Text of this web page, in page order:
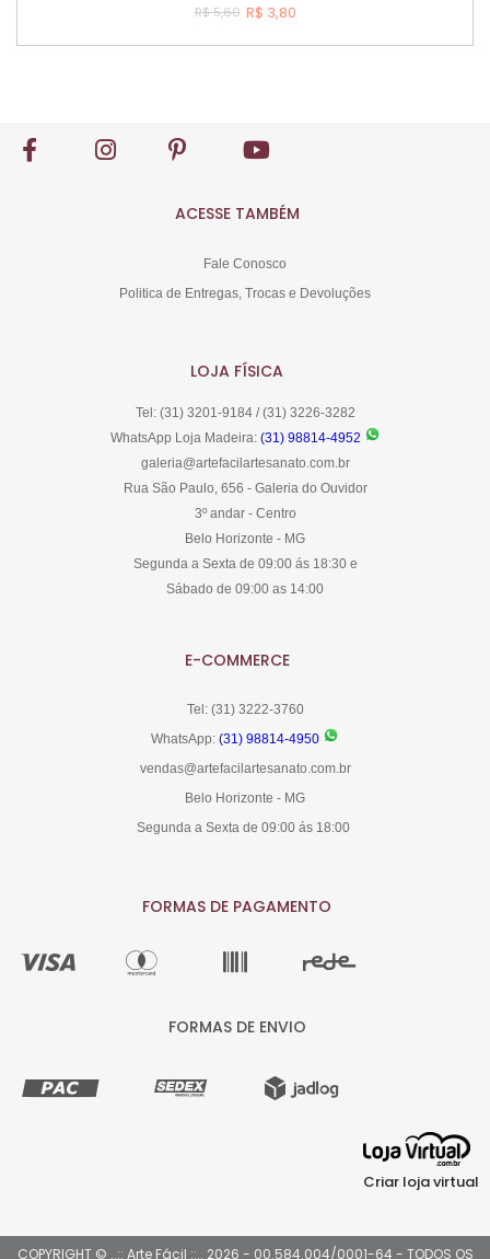
R$ 5,60 R$ 3,80
ACESSE TAMBÉM
Fale Conosco
Politica de Entregas, Trocas e Devoluções
LOJA FÍSICA
Tel: (31) 3201-9184 / (31) 3226-3282
WhatsApp Loja Madeira: (31) 98814-4952
galeria@artefacilartesanato.com.br
Rua São Paulo, 656 - Galeria do Ouvidor
3º andar - Centro
Belo Horizonte - MG
Segunda a Sexta de 09:00 ás 18:30 e
Sábado de 09:00 as 14:00
E-COMMERCE
Tel: (31) 3222-3760
WhatsApp: (31) 98814-4950
vendas@artefacilartesanato.com.br
Belo Horizonte - MG
Segunda a Sexta de 09:00 ás 18:00
FORMAS DE PAGAMENTO
FORMAS DE ENVIO
Criar loja virtual
COPYRIGHT © ..:: Arte Fácil ::.. 2026 - 00.584.004/0001-64 - TODOS OS